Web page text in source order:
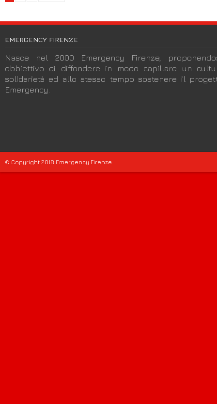
EMERGENCY FIRENZE
Nasce nel 2000 Emergency Firenze,
obbiettivo di diffondere in modo capillare un
solidarietà ed allo stesso tempo sostenere il
Emergency.
© Copyright 2018 Emergency Firenze